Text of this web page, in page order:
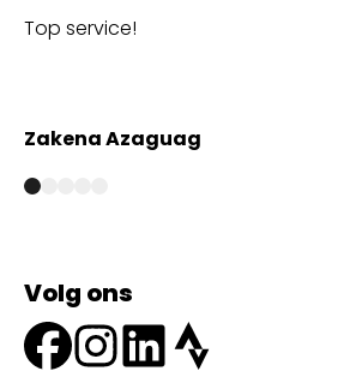
Top service!
Zakena Azaguag
Volg ons